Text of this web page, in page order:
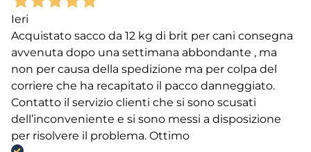
Ieri
Acquistato sacco da 12 kg di brit per cani consegna
avvenuta dopo una settimana abbondante , ma
non per causa della spedizione ma per colpa del
corriere che ha recapitato il pacco danneggiato.
Contatto il servizio clienti che si sono scusati
dell’inconveniente e si sono messi a disposizione
per risolvere il problema. Ottimo